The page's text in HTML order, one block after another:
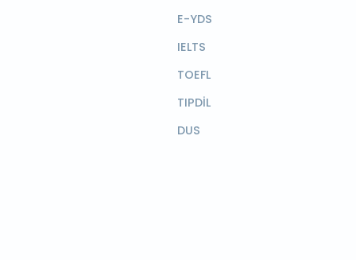
E-YDS
IELTS
TOEFL
TIPDİL
DUS